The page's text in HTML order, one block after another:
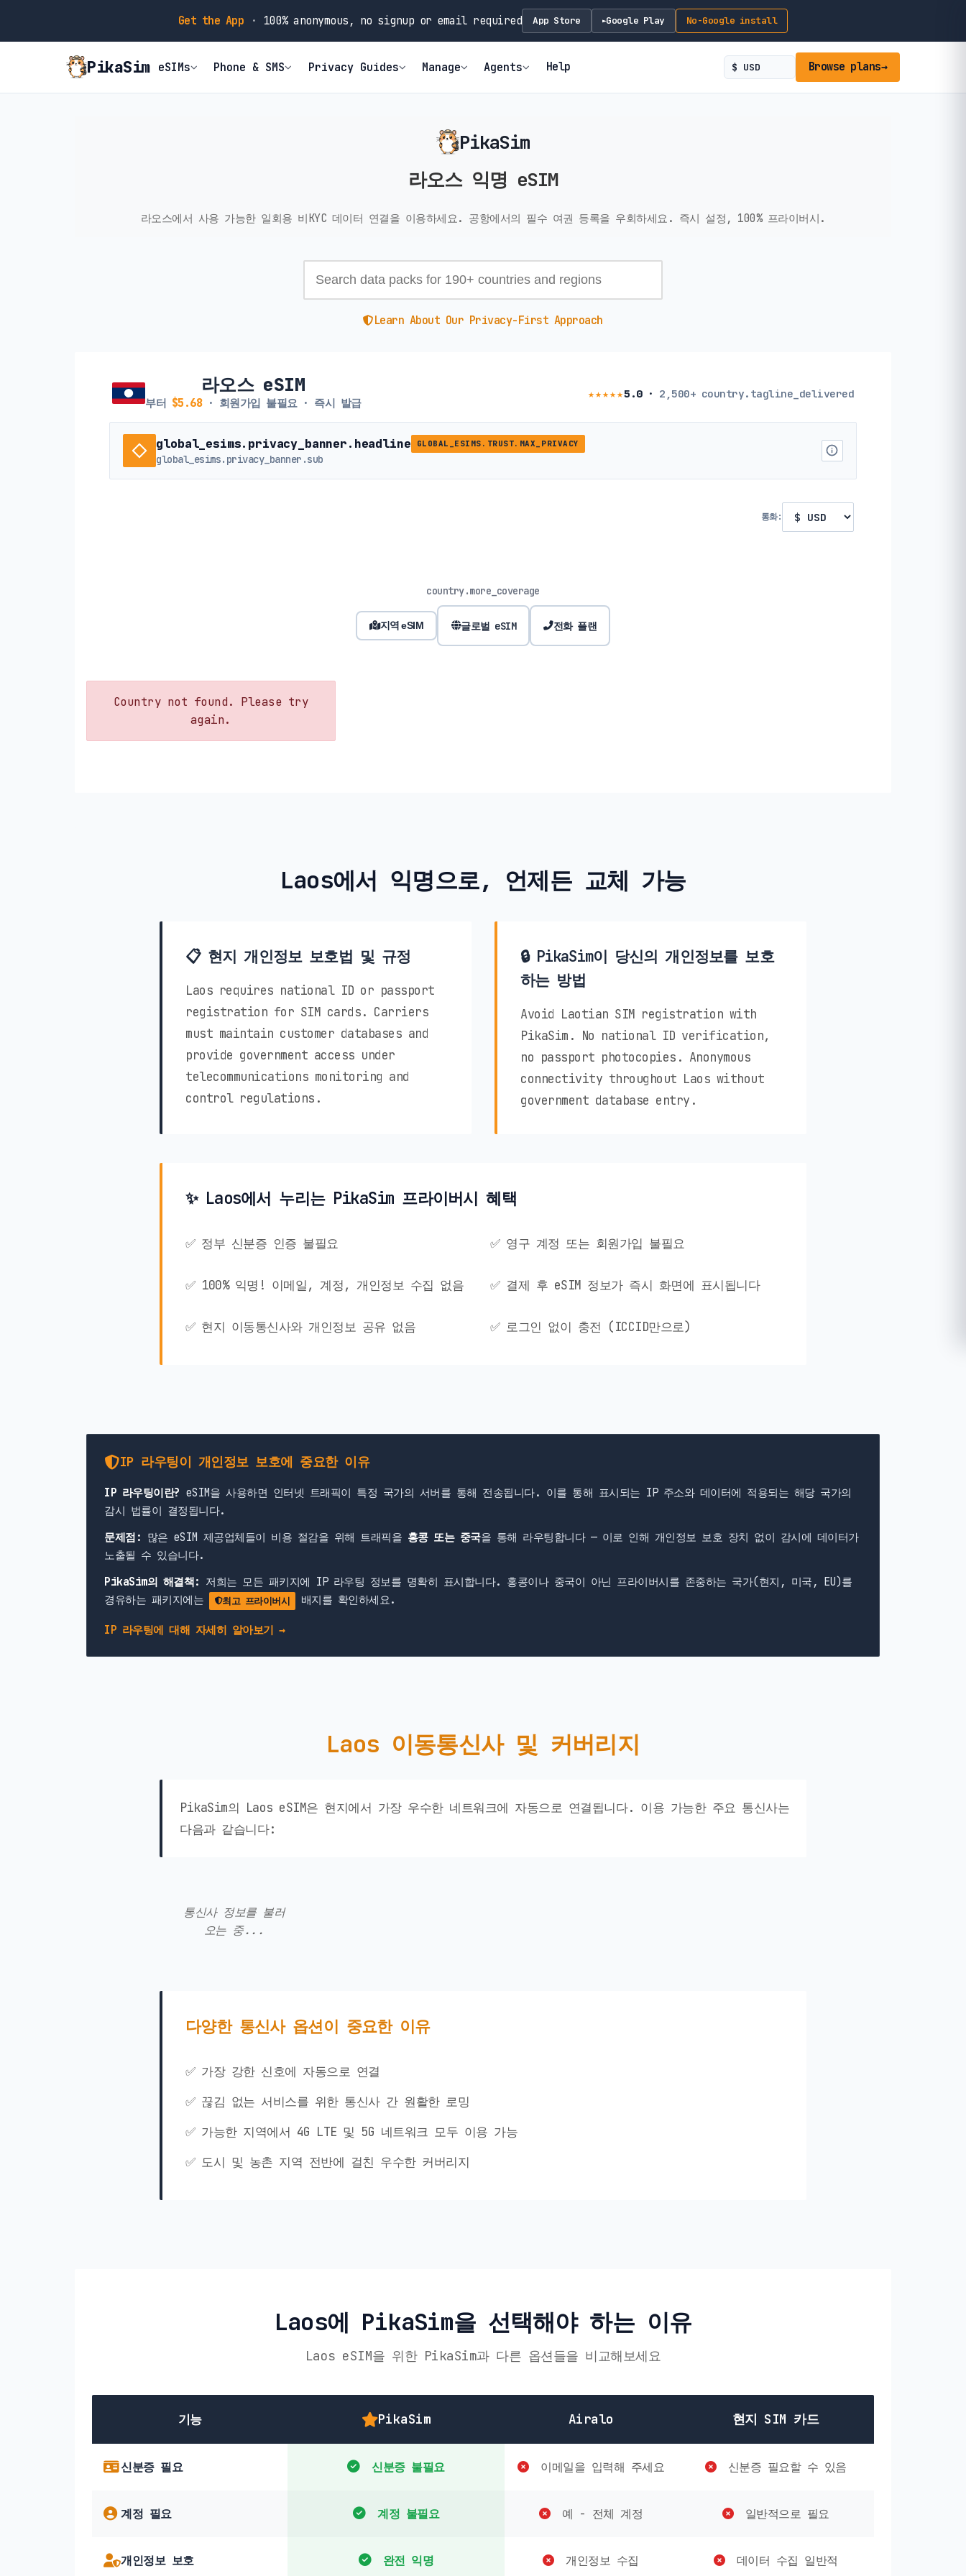
Get the App · 100% anonymous, no signup or email required App Store ►Google Play No-Google install
PikaSim eSIMs Phone & SMS Privacy Guides Manage Agents Help Browse plans→
PikaSim
라오스 익명 eSIM
라오스에서 사용 가능한 일회용 비KYC 데이터 연결을 이용하세요. 공항에서의 필수 여권 등록을 우회하세요. 즉시 설정, 100% 프라이버시.
Learn About Our Privacy-First Approach
라오스 eSIM
부터 $5.68· 회원가입 불필요 · 즉시 발급
★★★★★5.0· 2,500+ country.tagline_delivered
global_esims.privacy_banner.headline GLOBAL_ESIMS.TRUST.MAX_PRIVACY
global_esims.privacy_banner.sub
통화:
country.more_coverage
지역 eSIM 글로벌 eSIM 전화 플랜
Country not found. Please try
again.
Laos에서 익명으로, 언제든 교체 가능
📋 현지 개인정보 보호법 및 규정
Laos requires national ID or passport
registration for SIM cards. Carriers
must maintain customer databases and
provide government access under
telecommunications monitoring and
control regulations.
🔒 PikaSim이 당신의 개인정보를 보호
하는 방법
Avoid Laotian SIM registration with
PikaSim. No national ID verification,
no passport photocopies. Anonymous
connectivity throughout Laos without
government database entry.
✨ Laos에서 누리는 PikaSim 프라이버시 혜택
✅ 정부 신분증 인증 불필요 ✅ 영구 계정 또는 회원가입 불필요
✅ 100% 익명! 이메일, 계정, 개인정보 수집 없음 ✅ 결제 후 eSIM 정보가 즉시 화면에 표시됩니다
✅ 현지 이동통신사와 개인정보 공유 없음 ✅ 로그인 없이 충전 (ICCID만으로)
IP 라우팅이 개인정보 보호에 중요한 이유
IP 라우팅이란? eSIM을 사용하면 인터넷 트래픽이 특정 국가의 서버를 통해 전송됩니다. 이를 통해 표시되는 IP 주소와 데이터에 적용되는 해당 국가의
감시 법률이 결정됩니다.
문제점: 많은 eSIM 제공업체들이 비용 절감을 위해 트래픽을 홍콩 또는 중국을 통해 라우팅합니다 — 이로 인해 개인정보 보호 장치 없이 감시에 데이터가
노출될 수 있습니다.
PikaSim의 해결책: 저희는 모든 패키지에 IP 라우팅 정보를 명확히 표시합니다. 홍콩이나 중국이 아닌 프라이버시를 존중하는 국가(현지, 미국, EU)를
경유하는 패키지에는
최고 프라이버시
배지를 확인하세요.
IP 라우팅에 대해 자세히 알아보기 →
Laos 이동통신사 및 커버리지
PikaSim의 Laos eSIM은 현지에서 가장 우수한 네트워크에 자동으로 연결됩니다. 이용 가능한 주요 통신사는
다음과 같습니다:
통신사 정보를 불러
오는 중...
다양한 통신사 옵션이 중요한 이유
✅ 가장 강한 신호에 자동으로 연결
✅ 끊김 없는 서비스를 위한 통신사 간 원활한 로밍
✅ 가능한 지역에서 4G LTE 및 5G 네트워크 모두 이용 가능
✅ 도시 및 농촌 지역 전반에 걸친 우수한 커버리지
Laos에 PikaSim을 선택해야 하는 이유
Laos eSIM을 위한 PikaSim과 다른 옵션들을 비교해보세요
기능 PikaSim Airalo 현지 SIM 카드
신분증 필요 신분증 불필요 이메일을 입력해 주세요 신분증 필요할 수 있음
계정 필요 계정 불필요 예 - 전체 계정 일반적으로 필요
개인정보 보호 완전 익명 개인정보 수집 데이터 수집 일반적